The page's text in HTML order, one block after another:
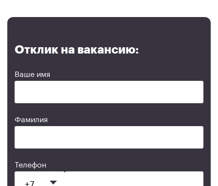
Отклик на вакансию:
Ваше имя
Фамилия
Телефон